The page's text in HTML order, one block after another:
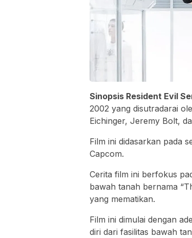
Sinopsis Resident Evil
2002 yang disutradarai
Eichinger, Jeremy Bolt,
Film ini didasarkan pada
Capcom.
Cerita film ini berfokus
bawah tanah bernama
yang mematikan.
Film ini dimulai dengan
diri dari fasilitas bawah